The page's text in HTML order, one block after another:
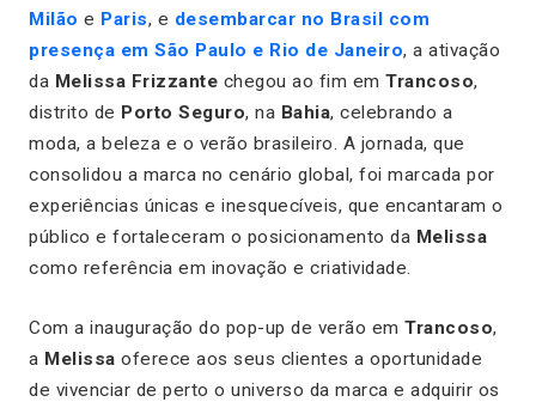
Milão e Paris, e desembarcar no Brasil com
presença em São Paulo e Rio de Janeiro, a ativação
da Melissa Frizzante chegou ao fim em Trancoso,
distrito de Porto Seguro, na Bahia, celebrando a
moda, a beleza e o verão brasileiro. A jornada, que
consolidou a marca no cenário global, foi marcada por
experiências únicas e inesquecíveis, que encantaram o
público e fortaleceram o posicionamento da Melissa
como referência em inovação e criatividade.
Com a inauguração do pop-up de verão em Trancoso,
a Melissa oferece aos seus clientes a oportunidade
de vivenciar de perto o universo da marca e adquirir os